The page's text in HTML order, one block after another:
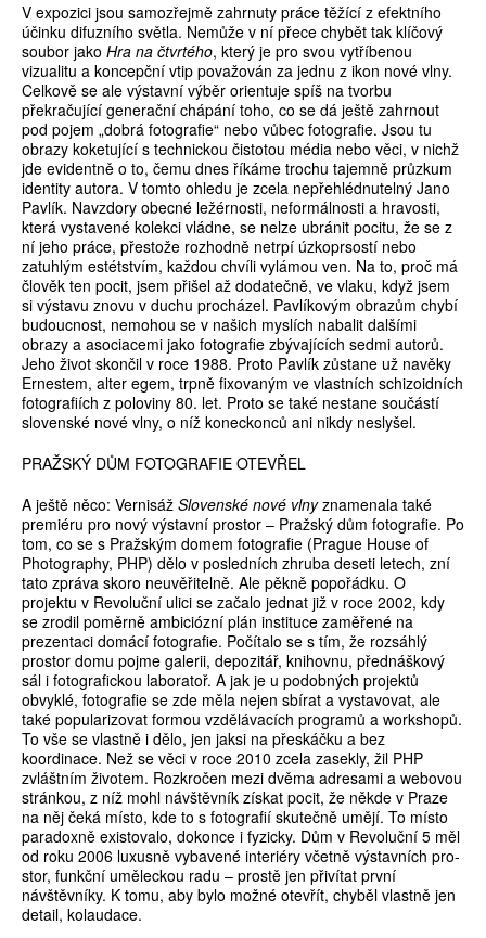
V expozici jsou samozřejmě zahrnuty práce těžící z efektního
účin­ku difuzního světla. Nemůže v ní přece chybět tak klíčový
soubor jako Hra na čtvrtého, který je pro svou vytříbenou
vizualitu a koncepční vtip považován za jednu z ikon nové vlny.
Celkově se ale výstavní výběr orientuje spíš na tvorbu
překračující generační chápání toho, co se dá ještě zahrnout
pod pojem „dobrá fotografie“ nebo vůbec fo­tografie. Jsou tu
obrazy koketující s technickou čistotou média nebo věci, v nichž
jde evidentně o to, čemu dnes říkáme trochu tajemně průzkum
identity autora. V tomto ohledu je zcela nepřehlédnutelný Jano
Pavlík. Navzdory obecné ležérnosti, neformálnosti a hravosti,
která vystavené kolekci vládne, se nelze ubránit pocitu, že se z
ní jeho práce, přestože rozhodně netrpí úzkoprsostí nebo
zatuhlým estétstvím, každou chvíli vylámou ven. Na to, proč má
člověk ten pocit, jsem přišel až dodatečně, ve vlaku, když jsem
si výstavu znovu v duchu procházel. Pavlíkovým obrazům chybí
budoucnost, nemohou se v našich myslích nabalit dalšími
obrazy a asociacemi jako fotografie zbývajících sedmi autorů.
Jeho život skončil v roce 1988. Proto Pavlík zůstane už navěky
Ernestem, alter egem, trpně fixovaným ve vlastních schizoidních
fotografiích z poloviny 80. let. Proto se také nestane součástí
slovenské nové vlny, o níž koneckonců ani nikdy neslyšel.
PRAŽSKÝ DŮM FOTOGRAFIE OTEVŘEL
A ještě něco: Vernisáž Slovenské nové vlnyznamenala také
premiéru pro nový výstavní prostor – Pražský dům fotografie. Po
tom, co se s Pražským domem fotografie (Prague House of
Photography, PHP) dělo v posledních zhruba deseti letech, zní
tato zpráva skoro neuvě­řitelně. Ale pěkně popořádku. O
projektu v Revoluční ulici se začalo jednat již v roce 2002, kdy
se zrodil poměrně ambiciózní plán instituce zaměřené na
prezentaci domácí fotografie. Počítalo se s tím, že roz­sáhlý
prostor domu pojme galerii, depozitář, knihovnu, přednáškový
sál i fotografickou laboratoř. A jak je u podobných projektů
obvyklé, fotografie se zde měla nejen sbírat a vystavovat, ale
také populari­zovat formou vzdělávacích programů a workshopů.
To vše se vlastně i dělo, jen jaksi na přeskáčku a bez
koordinace. Než se věci v roce 2010 zcela zasekly, žil PHP
zvláštním životem. Rozkročen mezi dvěma adresami a webovou
stránkou, z níž mohl návštěvník získat pocit, že někde v Praze
na něj čeká místo, kde to s fotografií skutečně umějí. To místo
paradoxně existovalo, dokonce i fyzicky. Dům v Revoluční 5 měl
od roku 2006 luxusně vybavené interiéry včetně výstavních pro­
stor, funkční uměleckou radu – prostě jen přivítat první
návštěvníky. K tomu, aby bylo možné otevřít, chyběl vlastně jen
detail, kolaudace.